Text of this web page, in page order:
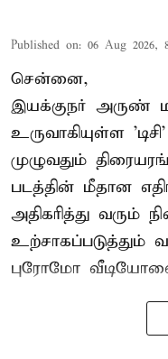
Published on: 06 Aug 2026,
சென்னை,
இயக்குநர் அருண்
உருவாகியுள்ள
முழுவதும்
படத்தின் மீதான
அதிகரித்து வரும்
உற்சாகப்படுத்தும்
புரோமோ